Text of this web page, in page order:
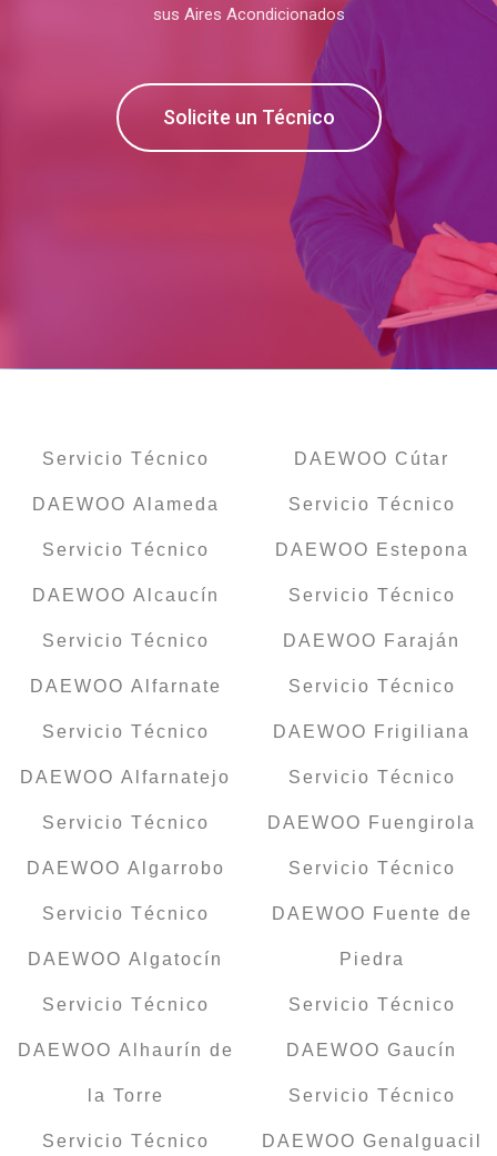
sus Aires Acondicionados
Solicite un Técnico
Servicio Técnico
DAEWOO Alameda
Servicio Técnico
DAEWOO Alcaucín
Servicio Técnico
DAEWOO Alfarnate
Servicio Técnico
DAEWOO Alfarnatejo
Servicio Técnico
DAEWOO Algarrobo
Servicio Técnico
DAEWOO Algatocín
Servicio Técnico
DAEWOO Alhaurín de
la Torre
Servicio Técnico
DAEWOO Cútar
Servicio Técnico
DAEWOO Estepona
Servicio Técnico
DAEWOO Faraján
Servicio Técnico
DAEWOO Frigiliana
Servicio Técnico
DAEWOO Fuengirola
Servicio Técnico
DAEWOO Fuente de
Piedra
Servicio Técnico
DAEWOO Gaucín
Servicio Técnico
DAEWOO Genalguacil